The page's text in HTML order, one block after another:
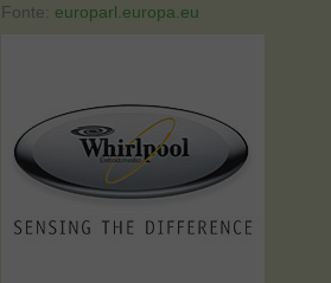
Fonte: europarl.europa.eu